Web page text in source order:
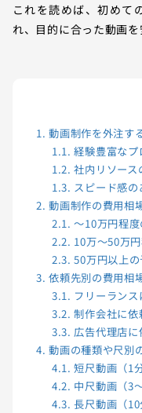
これを読めば、初めて
れ、目的に合った動画を
1. 動画制作を外注す
1.1. 経験豊富なプ
1.2. 社内リソース
1.3. スピード感の
2. 動画制作の費用相
2.1. 〜10万円程
2.2. 10万〜50万
2.3. 50万円以上
3. 依頼先別の費用相
3.1. フリーラン
3.2. 制作会社に依
3.3. 広告代理店に
4. 動画の種類や尺別
4.1. 短尺動画（1
4.2. 中尺動画（3
4.3. 長尺動画（10